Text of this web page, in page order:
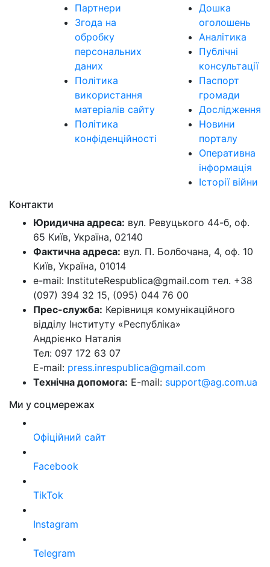
Партнери
Згода на
обробку
персональних
даних
Політика
використання
матеріалів сайту
Політика
конфіденційності
Дошка
оголошень
Аналітика
Публічні
консультації
Паспорт
громади
Дослідження
Новини
порталу
Оперативна
інформація
Історії війни
Контакти
Юридична адреса: вул. Ревуцького 44-б, оф.
65 Київ, Україна, 02140
Фактична адреса: вул. П. Болбочана, 4, оф. 10
Київ, Україна, 01014
e-mail: InstituteRespublica@gmail.com тел. +38
(097) 394 32 15, (095) 044 76 00
Прес-служба: Керівниця комунікаційного
відділу Інституту «Республіка»
Андрієнко Наталія
Тел: 097 172 63 07
E-mail: press.inrespublica@gmail.com
Технічна допомога: E-mail: support@ag.com.ua
Ми у соцмережах
Офіційний сайт
Facebook
TikTok
Instagram
Telegram